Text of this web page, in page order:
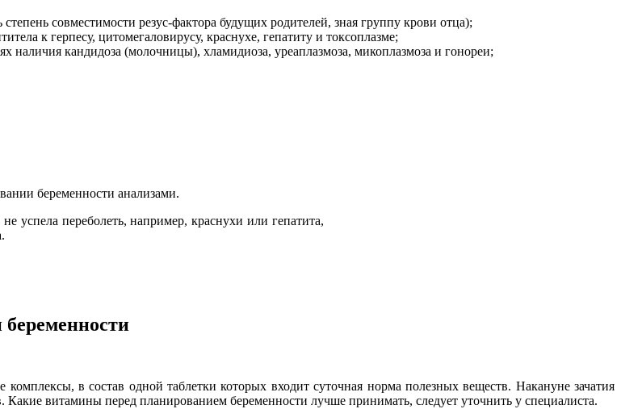
совместимости резус-фактора будущих родителей, зная группу крови отца);
к герпесу, цитомегаловирусу, краснухе, гепатиту и токсоплазме;
наличия кандидоза (молочницы), хламидиоза, уреаплазмоза, микоплазмоза и гонореи;
беременности анализами.
успела переболеть, например, краснухи или гепатита,
в состав одной таблетки которых входит суточная норма полезных веществ. Накануне зачатия
витамины перед планированием беременности лучше принимать, следует уточнить у специалиста.